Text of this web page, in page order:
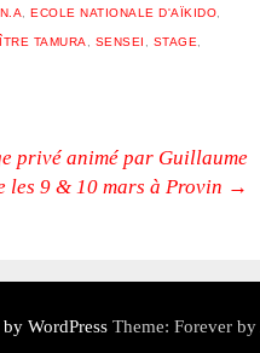
ECOLE NATIONALE D'AÏKIDO
TAMURA SENSEI STAGE
privé animé par Guillaume
les 9 & 10 mars à Provin →
WordPress Theme: Forever by